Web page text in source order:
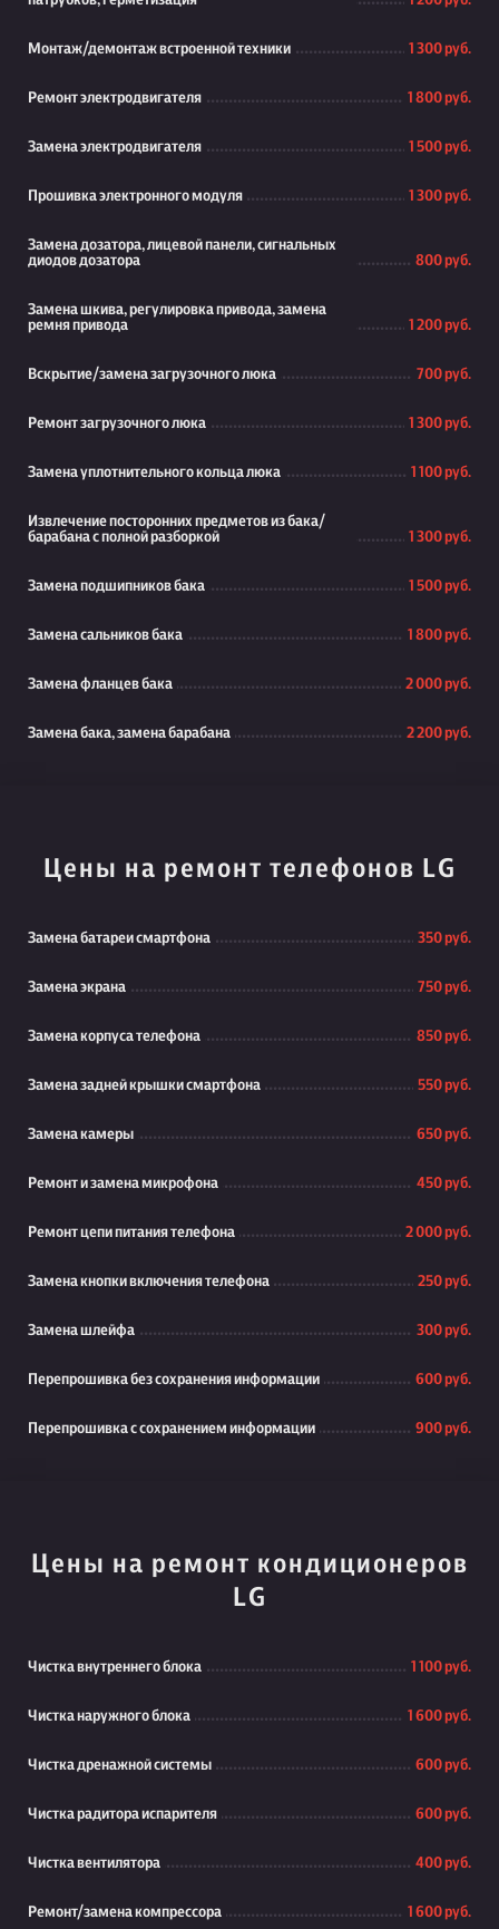
Монтаж/демонтаж встроенной техники 1 300 руб.
Ремонт электродвигателя 1 800 руб.
Замена электродвигателя 1 500 руб.
Прошивка электронного модуля 1 300 руб.
Замена дозатора, лицевой панели, сигнальных
диодов дозатора
800 руб.
Замена шкива, регулировка привода, замена
ремня привода
1 200 руб.
Вскрытие/замена загрузочного люка 700 руб.
Ремонт загрузочного люка 1 300 руб.
Замена уплотнительного кольца люка 1 100 руб.
Извлечение посторонних предметов из бака/
барабана с полной разборкой
1 300 руб.
Замена подшипников бака 1 500 руб.
Замена сальников бака 1 800 руб.
Замена фланцев бака 2 000 руб.
Замена бака, замена барабана 2 200 руб.
Цены на ремонт телефонов LG
Замена батареи смартфона 350 руб.
Замена экрана 750 руб.
Замена корпуса телефона 850 руб.
Замена задней крышки смартфона 550 руб.
Замена камеры 650 руб.
Ремонт и замена микрофона 450 руб.
Ремонт цепи питания телефона 2 000 руб.
Замена кнопки включения телефона 250 руб.
Замена шлейфа 300 руб.
Перепрошивка без сохранения информации 600 руб.
Перепрошивка с сохранением информации 900 руб.
Цены на ремонт кондиционеров
LG
Чистка внутреннего блока 1 100 руб.
Чистка наружного блока 1 600 руб.
Чистка дренажной системы 600 руб.
Чистка радитора испарителя 600 руб.
Чистка вентилятора 400 руб.
Ремонт/замена компрессора 1 600 руб.